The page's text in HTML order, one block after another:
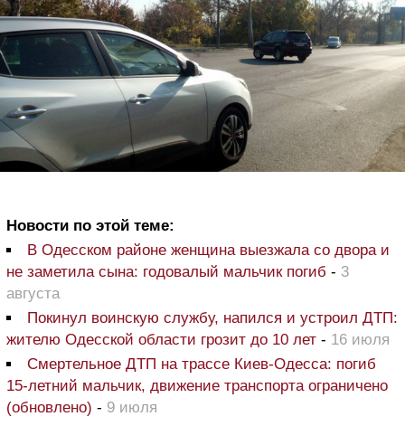
Новости по этой теме:
В Одесском районе женщина выезжала со двора и
не заметила сына: годовалый мальчик погиб - 3
августа
Покинул воинскую службу, напился и устроил ДТП:
жителю Одесской области грозит до 10 лет - 16 июля
Смертельное ДТП на трассе Киев-Одесса: погиб
15-летний мальчик, движение транспорта ограничено
(обновлено) - 9 июля